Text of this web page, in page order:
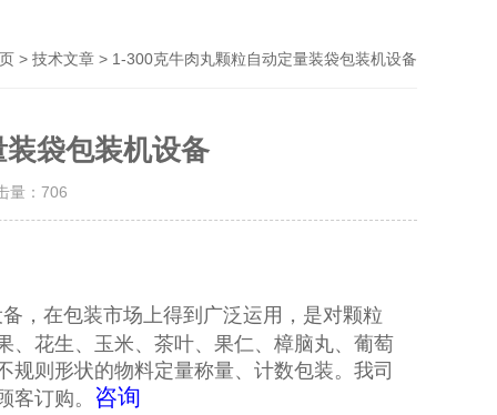
> 技术文章 > 1-300克牛肉丸颗粒自动定量装袋包装机设备
袋包装机设备
： 706
，在包装市场上得到广泛运用，是对颗粒
、花生、玉米、茶叶、果仁、樟脑丸、葡萄
则形状的物料定量称量、计数包装。我司
订购。 咨询